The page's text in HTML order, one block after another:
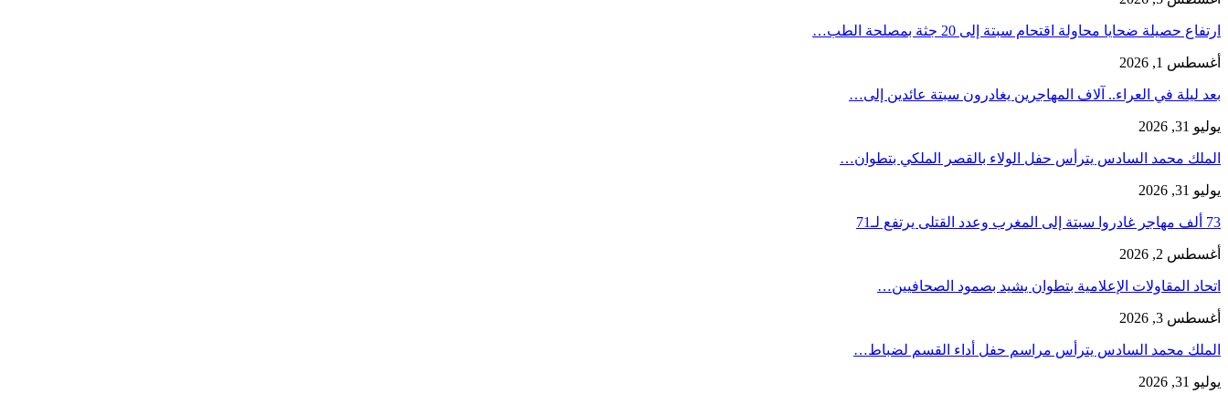
ارتفاع حصيلة ضحايا محاولة اقتحام سبتة إلى 20 جثة بمصلحة الطب…
أغسطس 1, 2026
بعد ليلة في العراء.. آلاف المهاجرين يغادرون سبتة عائدين إلى…
يوليو 31, 2026
الملك محمد السادس يترأس حفل الولاء بالقصر الملكي بتطوان…
يوليو 31, 2026
73 ألف مهاجر غادروا سبتة إلى المغرب وعدد القتلى يرتفع لـ71
أغسطس 2, 2026
اتحاد المقاولات الإعلامية بتطوان يشيد بصمود الصحافيين…
أغسطس 3, 2026
الملك محمد السادس يترأس مراسم حفل أداء القسم لضباط…
يوليو 31, 2026